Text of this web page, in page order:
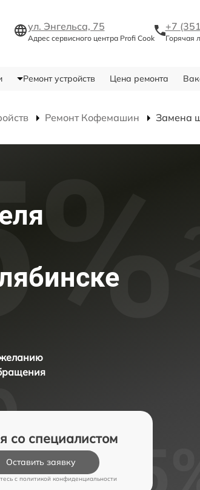
ул. Энгельса, 75
Адрес сервисного центра Profi Cook
+7
Горячая
Ремонт устройств Цена ремонта
Ремонт Кофемашин Замена
со специалистом
Оставить заявку
c политикой конфиденциальности